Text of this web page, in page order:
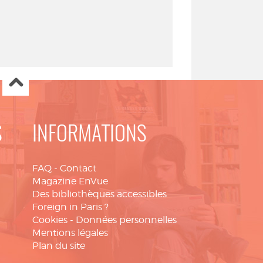
INFORMATIONS
FAQ - Contact
Magazine EnVue
Des bibliothèques accessibles
Foreign in Paris ?
Cookies - Données personnelles
Mentions légales
Plan du site